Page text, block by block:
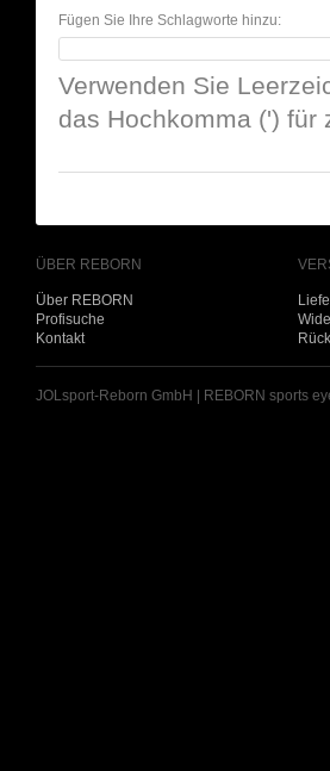
Fügen Sie Ihre Schlagworte hinzu:
Verwenden Sie
das Hochkomma (') für
ÜBER REBORN
Über REBORN
Profisuche
Kontakt
JOLsport-Reborn GmbH | REBORN sports